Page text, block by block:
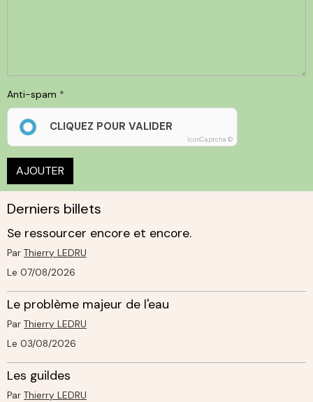
Anti-spam
CLIQUEZ POUR VALIDER
IconCaptcha ©
AJOUTER
Derniers billets
Se ressourcer encore et encore.
Par Thierry LEDRU
Le 07/08/2026
Le problème majeur de l'eau
Par Thierry LEDRU
Le 03/08/2026
Les guildes
Par Thierry LEDRU